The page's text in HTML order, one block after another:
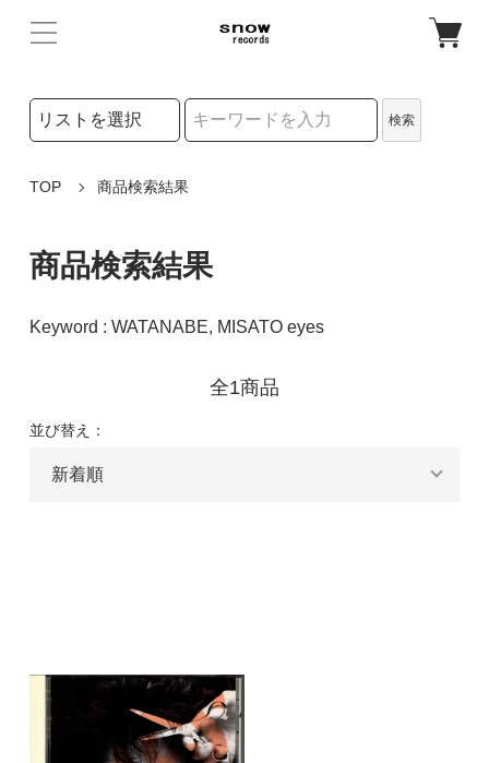
検索リストの選択
検索
TOP 商品検索結果
商品検索結果
Keyword : WATANABE, MISATO eyes
全1商品
並び替え：